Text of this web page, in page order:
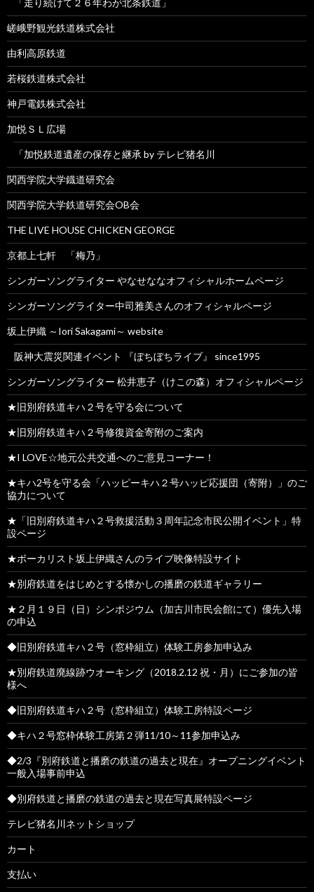
嵯峨野観光鉄道株式会社
由利高原鉄道
若桜鉄道株式会社
神戸電鉄株式会社
加悦ＳＬ広場
「加悦鉄道遺産の保存と継承 by テレビ猪名川
関西学院大学鐡道研究会
関西学院大学鉄道研究会OB会
THE LIVE HOUSE CHICKEN GEORGE
京都上七軒 「梅乃」
シンガーソングライター やなせななオフィシャルホームページ
シンガーソングライター中司雅美さんのオフィシャルページ
坂上伊織 ～Iori Sakagami～ website
阪神大震災関連イベント 『ぼちぼちライブ』 since1995
シンガーソングライター 松井恵子（けこの森）オフィシャルページ
★旧別府鉄道キハ２号を守る会について
★旧別府鉄道キハ２号修復資金寄附のご案内
★I LOVE☆地元公共交通へのご意見コーナー！
★キハ2号を守る会「ハッピーキハ２号ハッピ応援団（寄附）」のご
協力について
★「旧別府鉄道キハ２号救援活動３周年記念市民公開イベント」特
設ページ
★ボーカリスト坂上伊織さんのライブ映像特設サイト
★別府鉄道をはじめとする懐かしの播磨の鉄道ギャラリー
★２月１９日（日）シンポジウム（加古川市民会館にて）優先入場
の申込
◆旧別府鉄道キハ２号（窓枠組立）体験工房参加申込み
★別府鉄道廃線跡ウオーキング（2018.2.12 祝・月）にご参加の皆
様へ
◆旧別府鉄道キハ２号（窓枠組立）体験工房特設ページ
◆キハ２号窓枠体験工房第２弾11/10～11参加申込み
◆2/3『別府鉄道と播磨の鉄道の過去と現在』オープニングイベント
一般入場事前申込
◆別府鉄道と播磨の鉄道の過去と現在写真展特設ページ
テレビ猪名川ネットショップ
カート
支払い